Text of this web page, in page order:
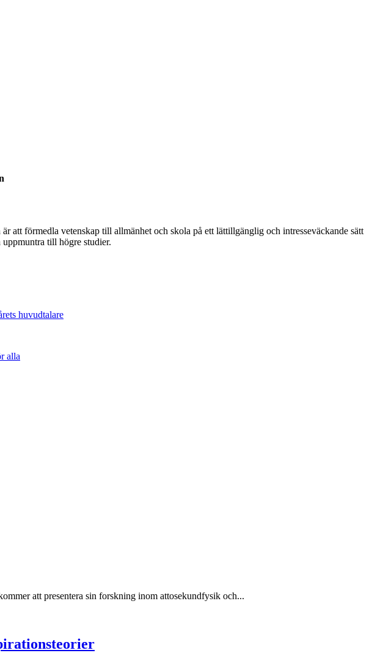
att förmedla vetenskap till allmänhet och skola på ett lättillgänglig och intresseväckande sätt
till högre studier.
huvudtalare
alla
att presentera sin forskning inom attosekundfysik och...